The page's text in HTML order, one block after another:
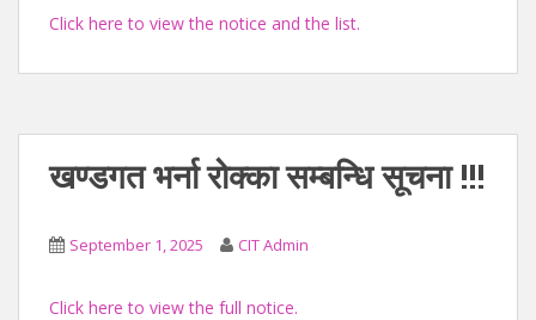
Click here to view the notice and the list.
खण्डगत भर्ना रोक्का सम्बन्धि सूचना !!!
September 1, 2025 CIT Admin
Click here to view the full notice.